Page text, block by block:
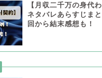
【月収二千万の身代
ネタバレあらすじま
回から結末感想も！